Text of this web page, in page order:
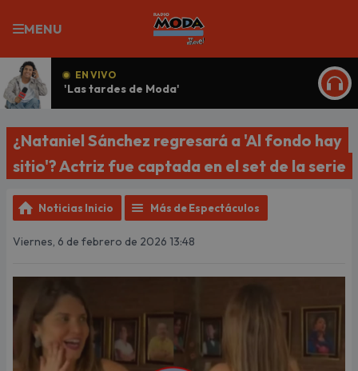
MENU
EN VIVO
'Las tardes de Moda'
¿Nataniel Sánchez regresará a 'Al fondo hay
sitio'? Actriz fue captada en el set de la serie
Noticias Inicio Más de Espectáculos
Viernes, 6 de febrero de 2026 13:48